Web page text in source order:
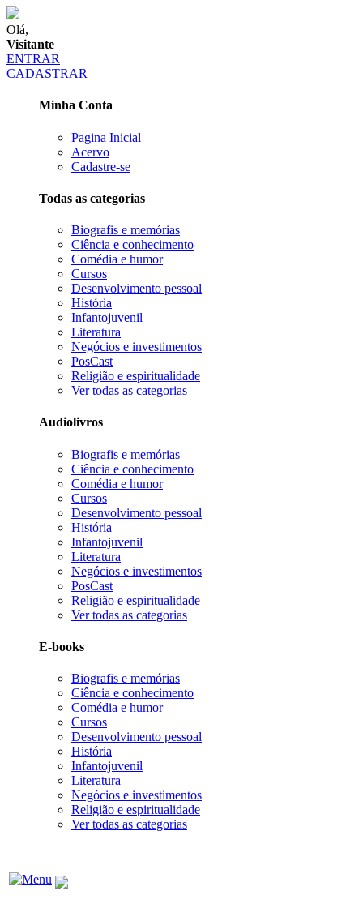
Olá,
Visitante
ENTRAR
CADASTRAR
Minha Conta
Pagina Inicial
Acervo
Cadastre-se
Todas as categorias
Biografis e memórias
Ciência e conhecimento
Comédia e humor
Cursos
Desenvolvimento pessoal
História
Infantojuvenil
Literatura
Negócios e investimentos
PosCast
Religião e espiritualidade
Ver todas as categorias
Audiolivros
Biografis e memórias
Ciência e conhecimento
Comédia e humor
Cursos
Desenvolvimento pessoal
História
Infantojuvenil
Literatura
Negócios e investimentos
PosCast
Religião e espiritualidade
Ver todas as categorias
E-books
Biografis e memórias
Ciência e conhecimento
Comédia e humor
Cursos
Desenvolvimento pessoal
História
Infantojuvenil
Literatura
Negócios e investimentos
Religião e espiritualidade
Ver todas as categorias